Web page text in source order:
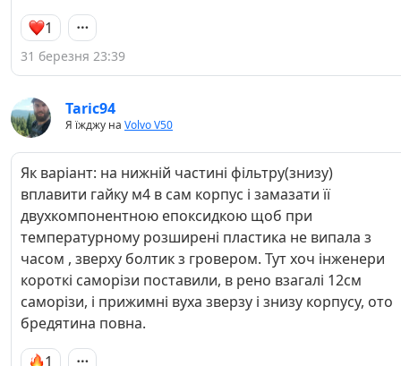
1
31 березня 23:39
Taric94
Я їжджу на Volvo V50
Як варіант: на нижній частині фільтру(знизу)
вплавити гайку м4 в сам корпус і замазати її
двухкомпонентною епоксидкою щоб при
температурному розширені пластика не випала з
часом , зверху болтик з гровером. Тут хоч інженери
короткі саморізи поставили, в рено взагалі 12см
саморізи, і прижимні вуха зверзу і знизу корпусу, ото
бредятина повна.
1